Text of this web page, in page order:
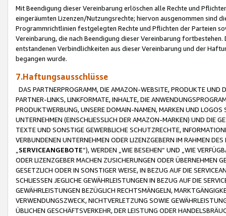
Mit Beendigung dieser Vereinbarung erlöschen alle Rechte und
eingeräumten Lizenzen/Nutzungsrechte; hiervon ausgenommen sind
Programmrichtlinien festgelegten Rechte und Pflichten der Parteien
Vereinbarung, die nach Beendigung dieser Vereinbarung
entstandenen Verbindlichkeiten aus dieser Vereinbarung und der
begangen wurde.
7.Haftungsausschlüsse
DAS PARTNERPROGRAMM, DIE AMAZON-WEBSITE, PRODUKTE UND
PARTNER-LINKS, LINKFORMATE, INHALTE, DIE
PRODUKTWERBUNG, UNSERE DOMAIN-NAMEN, MARKEN UND
UNTERNEHMEN (EINSCHLIESSLICH DER AMAZON-MARKEN) UND DIE
TEXTE UND SONSTIGE GEWERBLICHE SCHUTZRECHTE,
VERBUNDENEN UNTERNEHMEN ODER LIZENZGEBERN IM RAHMEN
SERVICEANGEBOTE“), WERDEN „WIE BESEHEN“ UND „WIE
ODER LIZENZGEBER MACHEN ZUSICHERUNGEN ODER ÜBERNEHMEN
GESETZLICH ODER IN SONSTIGER WEISE, IN BEZUG AUF DIE
SCHLIESSEN JEGLICHE GEWÄHRLEISTUNGEN IN BEZUG AUF DIE
GEWÄHRLEISTUNGEN BEZÜGLICH RECHTSMÄNGELN,
VERWENDUNGSZWECK, NICHTVERLETZUNG SOWIE
ÜBLICHEN GESCHÄFTSVERKEHR, DER LEISTUNG ODER